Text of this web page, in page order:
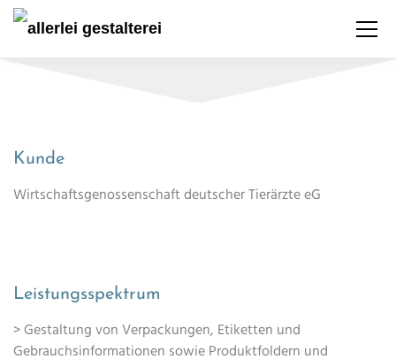
Kunde
Wirtschaftsgenossenschaft deutscher Tierärzte eG
Leistungsspektrum
> Gestaltung von Verpackungen, Etiketten und
Gebrauchsinformationen sowie Produktfoldern und